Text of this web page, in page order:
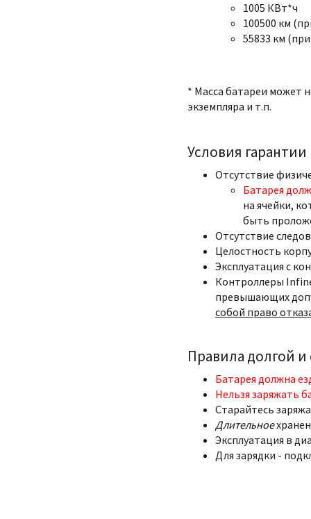
1005 КВт*ч
100500 км
55833 км
* Масса батареи может
экземпляра и т.п.
Условия гарантии
Отсутствие
Батарея
на ячейки,
быть
Отсутствие
Целостность
Эксплуатация с
Контроллеры
превышающих
собой право
Правила долгой
Батарея должна
Нельзя заряжать
Старайтесь
Длительное
Эксплуатация в
Для зарядки -